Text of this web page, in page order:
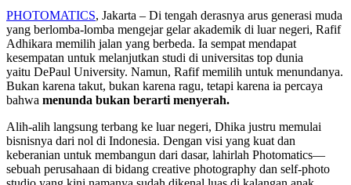
PHOTOMATICS, Jakarta – Di tengah derasnya arus generasi muda
yang berlomba-lomba mengejar gelar akademik di luar negeri, Rafif
Adhikara memilih jalan yang berbeda. Ia sempat mendapat
kesempatan untuk melanjutkan studi di universitas top dunia
yaitu DePaul University. Namun, Rafif memilih untuk menundanya.
Bukan karena takut, bukan karena ragu, tetapi karena ia percaya
bahwa menunda bukan berarti menyerah.
Alih-alih langsung terbang ke luar negeri, Dhika justru memulai
bisnisnya dari nol di Indonesia. Dengan visi yang kuat dan
keberanian untuk membangun dari dasar, lahirlah Photomatics—
sebuah perusahaan di bidang creative photography dan self-photo